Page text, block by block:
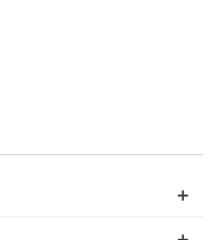
+